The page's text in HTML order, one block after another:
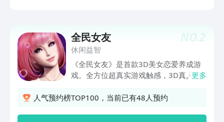
巴等多个维度可实现更大范围调节，名品
脸蛋由你制定！【无限染色搭配，你的赛
博衣柜】——解锁“无限自由”的赛博衣橱
和RBG色盘在这里，你可以赋予每件衣服
多彩的生命。大到上下衣，小到裙摆蕾
丝，数个部位皆可染色，三星到六星服装
皆可自由染色，更有上百种配色等你自由
组合搭配；千幻色域、千幻流光染色功能
NO.2
全民女友
休闲益智
《全民女友》是首款3D美女恋爱养成游
戏。全方位超真实游戏触感，3D真人建
性格迥异的7位女友；更有特设自由剧情
孩子一起生活、交流、约会，从而成就唯
更多
人气预约榜TOP100，当前已有48人预约